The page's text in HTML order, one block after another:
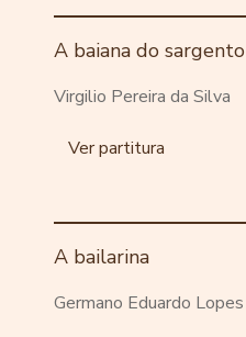
A baiana do sargento
Virgilio Pereira da Silva
Ver partitura
A bailarina
Germano Eduardo Lopes